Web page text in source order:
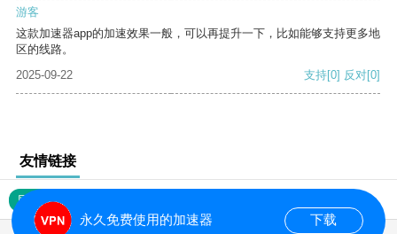
游客
这款加速器app的加速效果一般，可以再提升一下，比如能够支持更多地
区的线路。
2025-09-22
支持[0] 反对[0]
友情链接
网站地图
永久免费使用的加速器 下载